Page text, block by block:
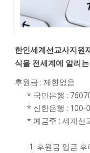
한인세계선교사지원
식을 전세계에 알리
후원금 : 제한없음
* 국민은행 :
* 신한은행 : 100-
* 예금주 : 세계선
1. 후원금 입금